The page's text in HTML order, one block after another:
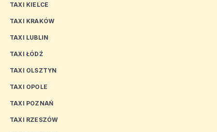
TAXI KIELCE
TAXI KRAKÓW
TAXI LUBLIN
TAXI ŁÓDŹ
TAXI OLSZTYN
TAXI OPOLE
TAXI POZNAŃ
TAXI RZESZÓW